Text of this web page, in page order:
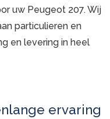
uw Peugeot 207. Wij
particulieren en
en levering in heel
ervaring